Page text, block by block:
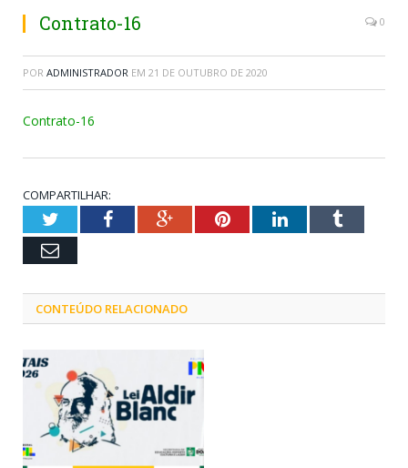
Contrato-16 0
POR ADMINISTRADOR EM 21 DE OUTUBRO DE 2020
Contrato-16
COMPARTILHAR:
TwitterFacebookGoogle+PinterestLinkedInTumblr
Email
CONTEÚDO RELACIONADO